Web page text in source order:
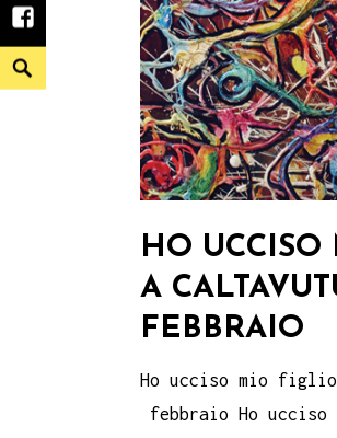
facebook
Search
HO
A
FEBBRAIO
Ho ucciso mio
febbraio Ho